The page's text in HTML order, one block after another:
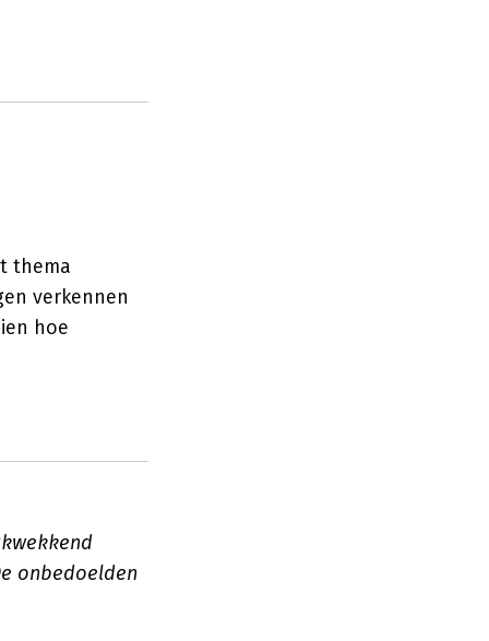
thema
verkennen
hoe
onbedoelden